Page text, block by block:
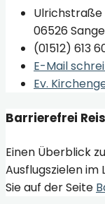
Ulrichstraße
06526
(01512) 613
E-Mail
Ev.
Barrierefrei
Einen Überblick
Ausflugszielen
Sie auf der Seite